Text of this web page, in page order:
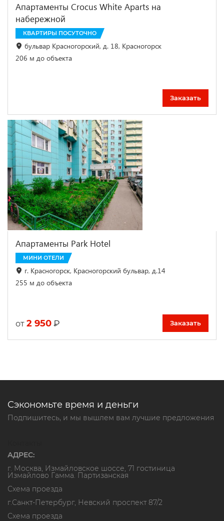
Апартаменты Crocus White Aparts на
набережной
КВАРТИРЫ ПОСУТОЧНО
бульвар Красногорский, д. 18, Красногорск
206 м до объекта
Заказать
Апартаменты Park Hotel
МИНИ ОТЕЛИ
г. Красногорск, Красногорский бульвар, д.14
255 м до объекта
от 2 950 ₽ Заказать
Сэкономьте время и деньги
Подпишитесь, и мы вышлем вам лучшие предложения
АДРЕС:
г. Москва, Измайловское шоссе, 71 гостиница
Измайлово Гамма. Партизанская
Схема проезда
г.Санкт-Петербург, Невский проспект 87/2
Схема проезда